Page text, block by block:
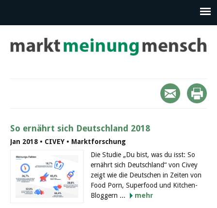
So ernährt sich Deutschland 2018
Jan 2018 • CIVEY • Marktforschung
Die Studie „Du bist, was du isst: So
ernährt sich Deutschland“ von Civey
zeigt wie die Deutschen in Zeiten von
Food Porn, Superfood und Kitchen-
Bloggern ...
mehr